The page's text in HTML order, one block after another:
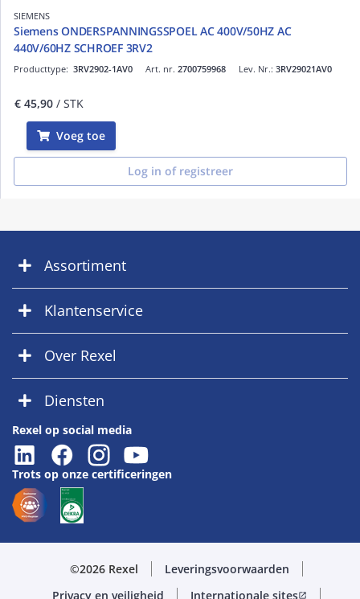
SIEMENS
Siemens ONDERSPANNINGSSPOEL AC 400V/50HZ AC
440V/60HZ SCHROEF 3RV2
Art. nr. 2700759968
Producttype: 3RV2902-1AV0 Lev. Nr.: 3RV29021AV0
€ 45,90 / STK
Voeg toe
Log in of registreer
Assortiment
Klantenservice
Over Rexel
Diensten
Rexel op social media
Trots op onze certificeringen
©2026 Rexel
Leveringsvoorwaarden
Privacy en veiligheid
Internationale sitesopen_in_new